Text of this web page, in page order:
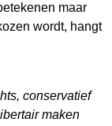
maar
wordt, hangt
conservatief
maken